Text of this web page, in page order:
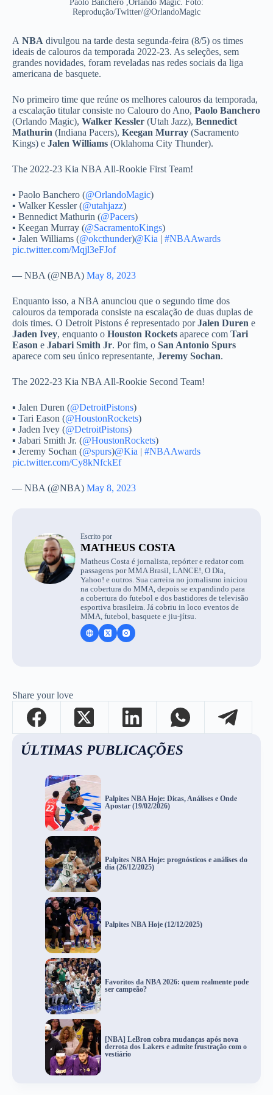
Paolo Banchero ,Orlando Magic. Foto:
Reprodução/Twitter/@OrlandoMagic
A NBA divulgou na tarde desta segunda-feira (8/5) os times
ideais de calouros da temporada 2022-23. As seleções, sem
grandes novidades, foram reveladas nas redes sociais da liga
americana de basquete.
No primeiro time que reúne os melhores calouros da temporada,
a escalação titular consiste no Calouro do Ano, Paolo Banchero
(Orlando Magic), Walker Kessler (Utah Jazz), Bennedict
Mathurin (Indiana Pacers), Keegan Murray (Sacramento
Kings) e Jalen Williams (Oklahoma City Thunder).
The 2022-23 Kia NBA All-Rookie First Team!
▪️ Paolo Banchero (@OrlandoMagic)
▪️ Walker Kessler (@utahjazz)
▪️ Bennedict Mathurin (@Pacers)
▪️ Keegan Murray (@SacramentoKings)
▪️ Jalen Williams (@okcthunder)@Kia | #NBAAwards
pic.twitter.com/Mqjl3eFJof
— NBA (@NBA) May 8, 2023
Enquanto isso, a NBA anunciou que o segundo time dos
calouros da temporada consiste na escalação de duas duplas de
dois times. O Detroit Pistons é representado porJalen Duren e
Jaden Ivey, enquanto o Houston Rockets aparece com Tari
Eason e Jabari Smith Jr. Por fim, o San Antonio Spurs
aparece com seu único representante, Jeremy Sochan.
The 2022-23 Kia NBA All-Rookie Second Team!
▪️ Jalen Duren (@DetroitPistons)
▪️ Tari Eason (@HoustonRockets)
▪️ Jaden Ivey (@DetroitPistons)
▪️ Jabari Smith Jr. (@HoustonRockets)
▪️ Jeremy Sochan (@spurs)@Kia | #NBAAwards
pic.twitter.com/Cy8kNfckEf
— NBA (@NBA) May 8, 2023
Escrito por
MATHEUS COSTA
Matheus Costa é jornalista, repórter e redator com
passagens por MMA Brasil, LANCE!, O Dia,
Yahoo! e outros. Sua carreira no jornalismo iniciou
na cobertura do MMA, depois se expandindo para
a cobertura do futebol e dos bastidores de televisão
esportiva brasileira. Já cobriu in loco eventos de
MMA, futebol, basquete e jiu-jítsu.
Share your love
ÚLTIMAS PUBLICAÇÕES
Palpites NBA Hoje: Dicas, Análises e Onde
Apostar (19/02/2026)
Palpites NBA Hoje: prognósticos e análises do
dia (26/12/2025)
Palpites NBA Hoje (12/12/2025)
Favoritos da NBA 2026: quem realmente pode
ser campeão?
[NBA] LeBron cobra mudanças após nova
derrota dos Lakers e admite frustração com o
vestiário